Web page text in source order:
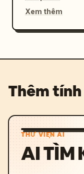
Xem thêm
Thêm
THƯ VIỆN AI
AI TÌM